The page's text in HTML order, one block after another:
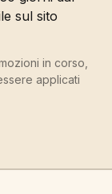
sul sito
in corso,
applicati